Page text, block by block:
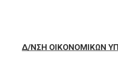
Δ/ΝΣΗ ΟΙΚΟΝΟΜΙΚΩΝ